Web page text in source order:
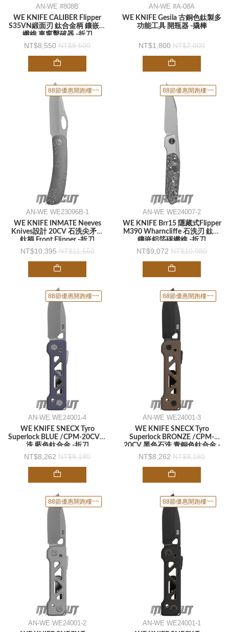
AN-WE #808B
WE KNIFE CALIBER Flipper
S35VN緞面刃 鈦合金柄 鑲嵌碳
纖維 車窗擊破器 -折刀
8,550 9,500
AN-WE #A-08A
WE KNIFE Gesila 古銅色鈦製多
功能工具 開瓶器 -撬棒
1,800 2,000
88節優惠開跑樓~~
AN-WE WE23096B-1
WE KNIFE INMATE Neeves
Knives設計 20CV 石洗尖矛刃
鈦柄 Front Flipper -折刀
10,395 11,550
88節優惠開跑樓~~
AN-WE WE24007-2
WE KNIFE Brr15 隱藏式Flipper
M390 Wharncliffe 石洗刃 鈦柄
鑲嵌鋁箔碳纖維 -折刀
9,072 10,080
88節優惠開跑樓~~
AN-WE WE24001-4
WE KNIFE SNECX Tyro
Superlock BLUE /CPM-20CV石
洗 藍色鈦合金 -折刀
8,262 9,180
88節優惠開跑樓~~
AN-WE WE24001-3
WE KNIFE SNECX Tyro
Superlock BRONZE /CPM-
20CV 黑色石洗 青銅色鈦合金 -
折刀
8,262 9,180
88節優惠開跑樓~~
AN-WE WE24001-2
88節優惠開跑樓~~
AN-WE WE24001-1